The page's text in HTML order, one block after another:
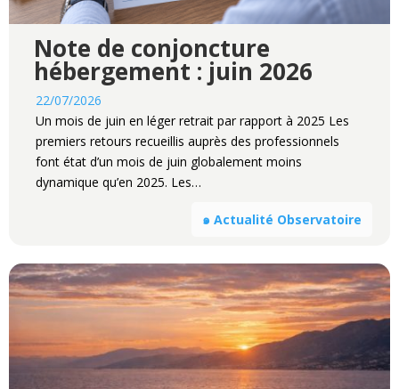
Note de conjoncture
hébergement : juin 2026
22/07/2026
Un mois de juin en léger retrait par rapport à 2025 Les
premiers retours recueillis auprès des professionnels
font état d’un mois de juin globalement moins
dynamique qu’en 2025. Les…
๑ Actualité Observatoire